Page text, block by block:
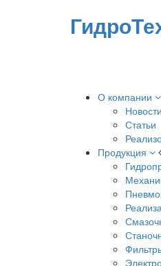
О компании
Новости
Статьи
Продукция